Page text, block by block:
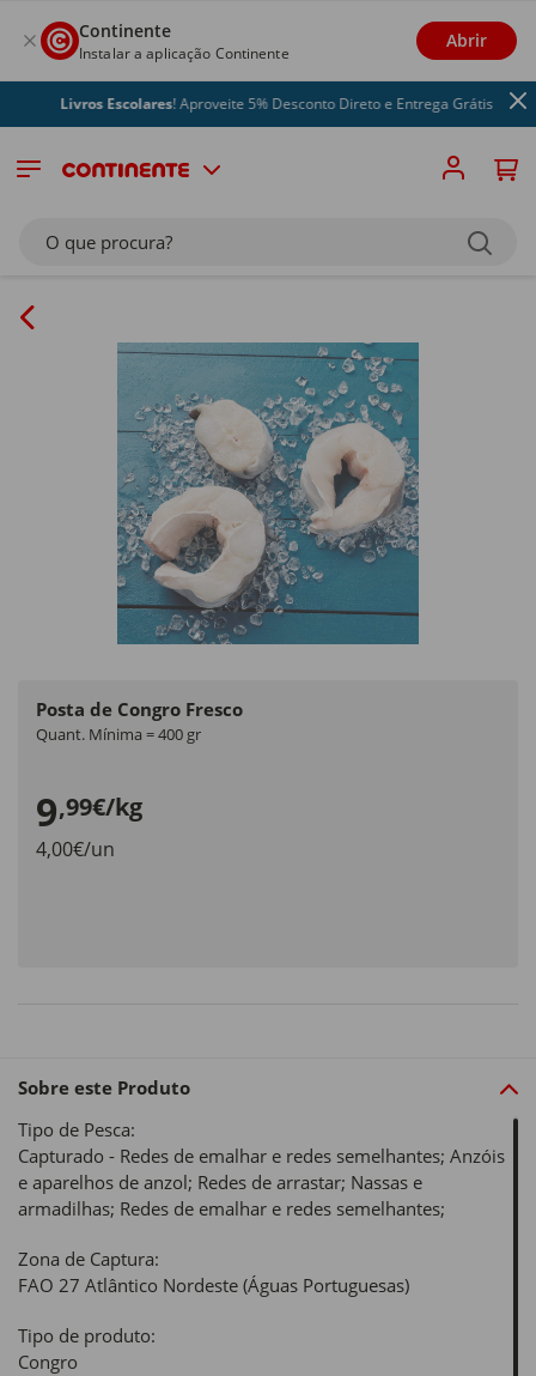
Continente
Instalar a aplicação Continente
Abrir
Livros Escolares! Aproveite 5% Desconto Direto e Entrega Grátis
O que procura?
Posta de Congro Fresco
Quant. Mínima = 400 gr
9,99€/kg
4,00€/un
Sobre este Produto
Tipo de Pesca:
Capturado - Redes de emalhar e redes semelhantes; Anzóis
e aparelhos de anzol; Redes de arrastar; Nassas e
armadilhas; Redes de emalhar e redes semelhantes;
Zona de Captura:
FAO 27 Atlântico Nordeste (Águas Portuguesas)
Tipo de produto:
Congro